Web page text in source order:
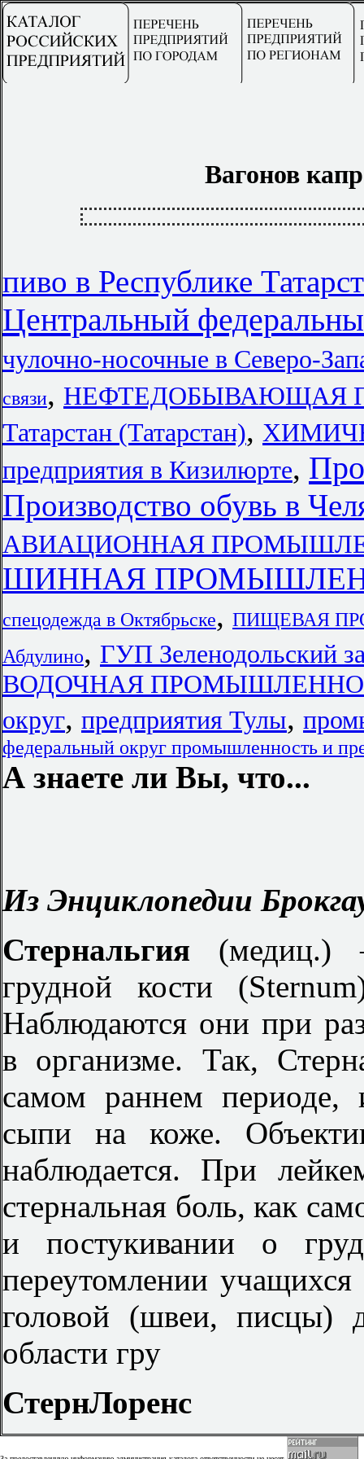
Вагонов
пиво в Республике
Центральный
чулочно-носочные в Северо-
связи, НЕФТЕДОБЫВАЮЩАЯ
Татарстан (Татарстан),
предприятия в Кизилюрте,
Производство обувь в
АВИАЦИОННАЯ
ШИННАЯ
спецодежда в Октябрьске, ПИЩЕВАЯ
Абдулино, ГУП Зеленодольский
ВОДОЧНАЯ
округ, предприятия Тулы,
федеральный округ промышленность и
А знаете ли Вы, что...
Из Энциклопедии
Стернальгия (медиц.)
грудной кости
Наблюдаются они при
в организме. Так,
самом раннем периоде,
сыпи на коже.
наблюдается. При
стернальная боль, как
и постукивании о
переутомлении
головой (швеи, писцы)
области гру
СтернЛоренс